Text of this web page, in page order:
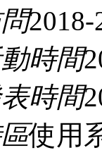
2018-
動時間
表時間
使用